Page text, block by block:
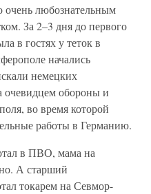
очень любознательным
За 2–3 дня до первого
в гостях у теток в
начались
немецких
очевидцем обороны и
во время которой
работы в Германию.
в ПВО, мама на
А старший
токарем на Севмор-